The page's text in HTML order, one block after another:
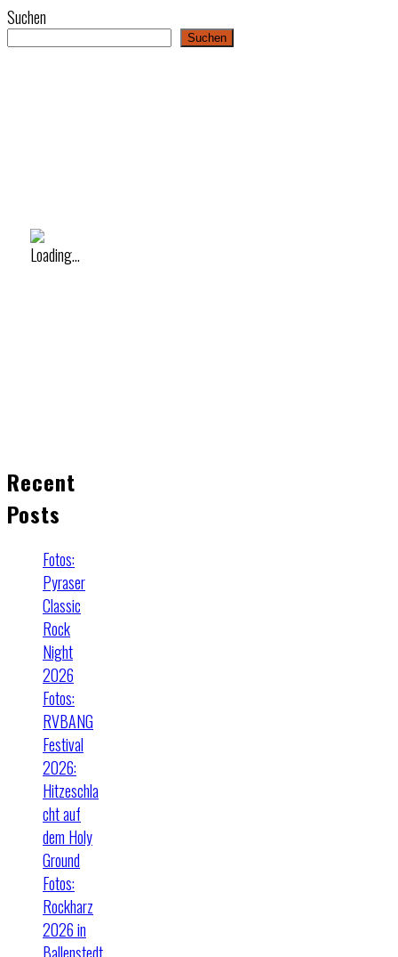
Suchen
Suchen
Recent
Posts
Fotos:
Pyraser
Classic
Rock
Night
2026
Fotos:
RVBANG
Festival
2026:
Hitzeschla
cht auf
dem Holy
Ground
Fotos:
Rockharz
2026 in